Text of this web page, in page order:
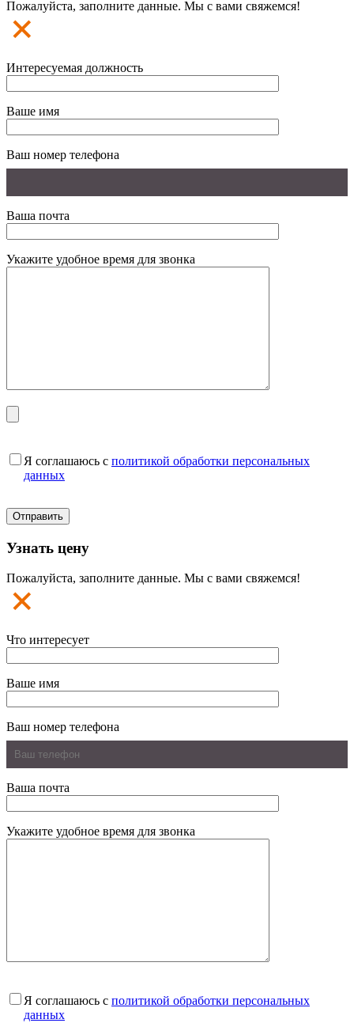
Пожалуйста, заполните данные. Мы с вами свяжемся!
Интересуемая должность
Ваше имя
Ваш номер телефона
Ваша почта
Укажите удобное время для звонка
Я соглашаюсь с политикой обработки персональных
данных
Узнать цену
Пожалуйста, заполните данные. Мы с вами свяжемся!
Что интересует
Ваше имя
Ваш номер телефона
Ваша почта
Укажите удобное время для звонка
Я соглашаюсь с политикой обработки персональных
данных